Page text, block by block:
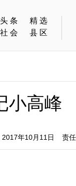
头条
精选
社会
县区
小高峰
年10月11日 责任